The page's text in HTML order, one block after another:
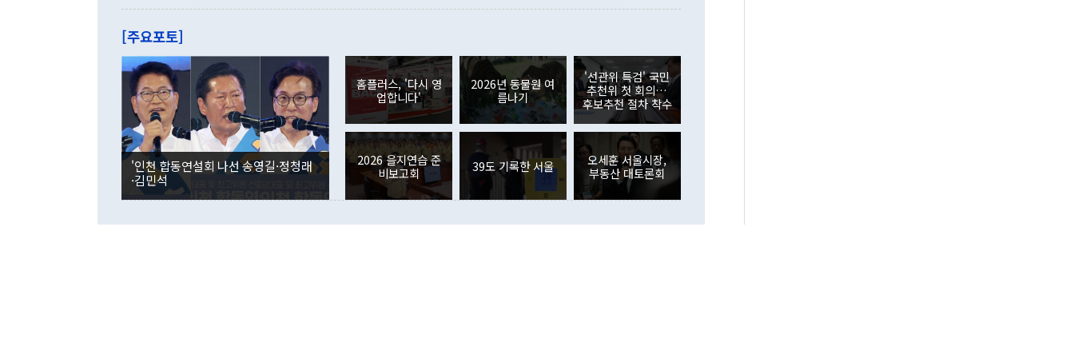
관은 업무보고 사후 브리핑에서 정 장관이 언급한 '4자 회담'에 대해 "이상
이 9월 러시아 블라디보스토크에서 열리는 '동방경제포럼(EEF)'을 언급하
며 "정부 차원에서 (참석을) 검토하고 있다"고 발언한 데 대해서도 조 장관
은 "그것은 외교부의 몫"이라며 "아직 거기까지 진도가 나가지 않았다"고
잘랐다. 정 장관이 이날 소개한 대북 구상과 설명은 정부 내 조율을 거치지
않았다는 점에서 문제가 있다. 특히 주적 표현 대체와 국호 사용, 9·19 군
사합의 복원, 4자회담 추진 등은 통일부 장관이 결정할 사안이 아니어서 월
권이라는 지적이 나오고 있다. 이 대통령은 정 장관의 업무보고를 듣고 난
뒤 "여기 업무보고에 발표했다고 승인난 건 아니다"라고 재차 확인했다. 정
부의 한 소식통은 "정 장관의 발언 내용은 대부분 국가안전보장회의(NSC)
를 거쳐 결정된 사안이 아닌 정 장관의 개인적 생각에 가깝다"며 "안보 관
련 부처 장관이 정부의 공식 정책이 아닌 사안을 추진하겠다고 업무보고를
하고 대통령의 면전에서 '국군통수권자가 나서야 한다'고 주장한 것은 심각
는 배당수입이 늘어난 데다 전월 분기배당에 따른 기저효과로 배당지급이
였던 올해 3월(369억9000만달러)을 넘어선 것이다. 직접투자에서는 내국
인의 해외투자가 80억1000만달러, 외국인의 국내투자가 46억3000만달러
각각 증가했다. 증권투자에서는 외국인의 국내 주식 매도세가 이어졌다. 외
국인의 국내 주식 투자는 차익실현 매도 등의 영향으로 316억1000만달러
감소하며 전월(-310억5000만달러)에 이어 역대 최대 순매도 기록을 다시
경신했다. 외국인의 국내 채권투자는 세계국채지수(WGBI) 자금 유입에도
분기 말 만기도래 영향으로 증가 폭이 줄어든 52억9000만달러를 기록했
다. 내국인의 해외 증권투자는 주식을 중심으로 35억6000만달러 증가했
다. eoyn2@newspim.com
[주요포토]
'인천 합동연설회 나선 송영길·정청래
·김민석
홈플러스, '다시 영
업합니다'
2026년 동물원 여
름나기
'선관위 특검' 국민
추천위 첫 회의…
후보추천 절차 착수
2026 을지연습 준
비보고회
39도 기록한 서울
오세훈 서울시장,
부동산 대토론회